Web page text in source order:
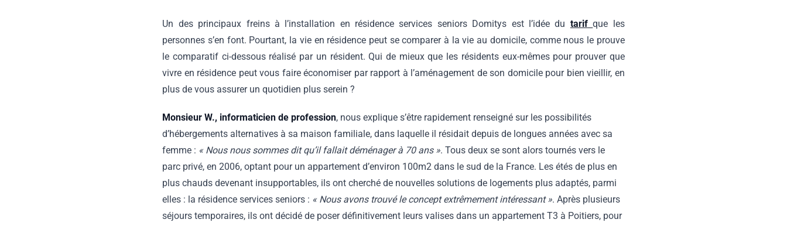
Un des principaux freins à l’installation en résidence services seniors Domitys est l’idée du tarif que les
personnes s’en font. Pourtant, la vie en résidence peut se comparer à la vie au domicile, comme nous le prouve
le comparatif ci-dessous réalisé par un résident. Qui de mieux que les résidents eux-mêmes pour prouver que
vivre en résidence peut vous faire économiser par rapport à l’aménagement de son domicile pour bien vieillir, en
plus de vous assurer un quotidien plus serein ?
Monsieur W., informaticien de profession, nous explique s’être rapidement renseigné sur les possibilités
d’hébergements alternatives à sa maison familiale, dans laquelle il résidait depuis de longues années avec sa
femme : « Nous nous sommes dit qu’il fallait déménager à 70 ans ». Tous deux se sont alors tournés vers le
parc privé, en 2006, optant pour un appartement d’environ 100m2 dans le sud de la France. Les étés de plus en
plus chauds devenant insupportables, ils ont cherché de nouvelles solutions de logements plus adaptés, parmi
elles : la résidence services seniors : « Nous avons trouvé le concept extrêmement intéressant ». Après plusieurs
séjours temporaires, ils ont décidé de poser définitivement leurs valises dans un appartement T3 à Poitiers, pour